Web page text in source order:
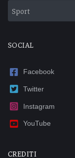
Sport
SOCIAL
Facebook
Twitter
Instagram
YouTube
CREDITI